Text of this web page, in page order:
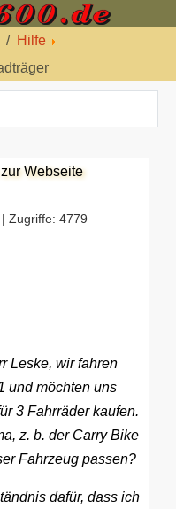
Hilfe
Webseite
| Zugriffe: 4779
Leske, wir fahren
und möchten uns
3 Fahrräder kaufen.
z. b. der Carry Bike
Fahrzeug passen?
dafür, dass ich